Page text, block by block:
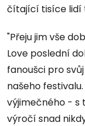
čítající tisíce lidí
"Přeju jim vše
Love poslední
fanoušci pro
našeho
výjimečného - s
výročí snad